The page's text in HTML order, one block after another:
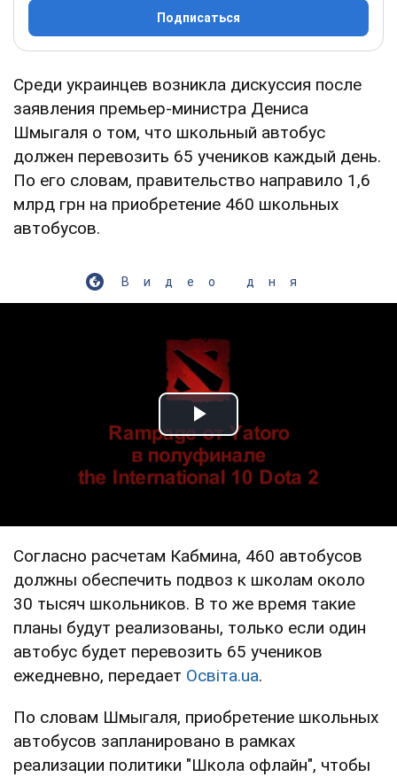
Подписаться
Среди украинцев возникла дискуссия после
заявления премьер-министра Дениса
Шмыгаля о том, что школьный автобус
должен перевозить 65 учеников каждый день.
По его словам, правительство направило 1,6
млрд грн на приобретение 460 школьных
автобусов.
Видео дня
Play Video
Согласно расчетам Кабмина, 460 автобусов
должны обеспечить подвоз к школам около
30 тысяч школьников. В то же время такие
планы будут реализованы, только если один
автобус будет перевозить 65 учеников
ежедневно, передает Освіта.ua.
По словам Шмыгаля, приобретение школьных
автобусов запланировано в рамках
реализации политики "Школа офлайн", чтобы